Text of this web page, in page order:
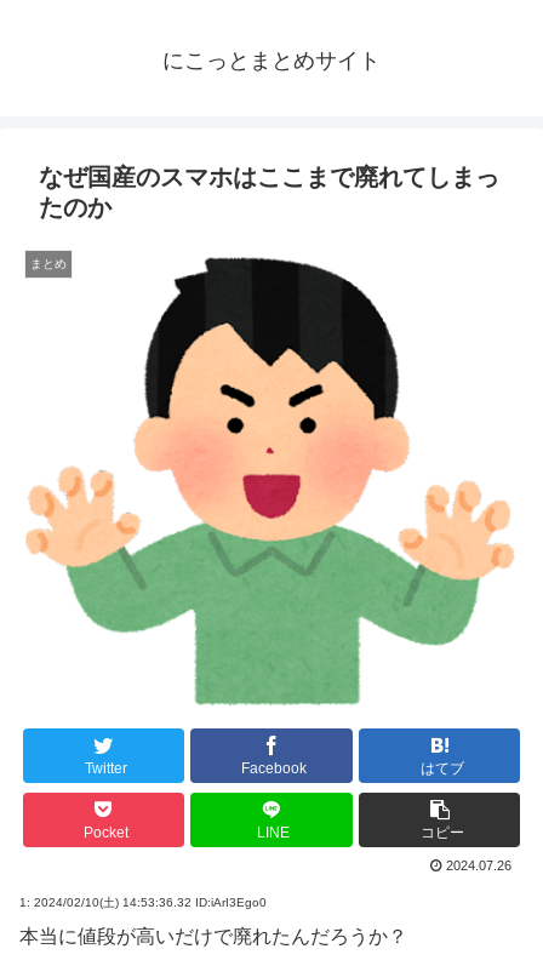
にこっとまとめサイト
なぜ国産のスマホはここまで廃れてしまっ
たのか
まとめ
Twitter Facebook はてブ
Pocket LINE コピー
2024.07.26
1: 2024/02/10(土) 14:53:36.32 ID:iArI3Ego0
本当に値段が高いだけで廃れたんだろうか？